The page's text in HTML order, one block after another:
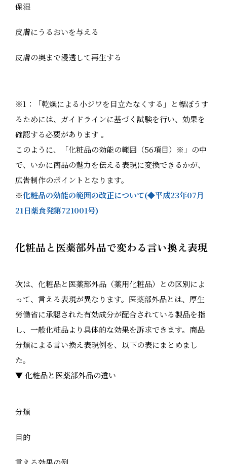
保湿
皮膚にうるおいを与える
皮膚の奥まで浸透して再生する
※1：「乾燥による小ジワを目立たなくする」と標ぼうす
るためには、ガイドラインに基づく試験を行い、効果を
確認する必要があります 。
このように、「化粧品の効能の範囲（56項目）※」の中
で、いかに商品の魅力を伝える表現に変換できるかが、
広告制作のポイントとなります。
※化粧品の効能の範囲の改正について(◆平成23年07月
21日薬食発第721001号)
化粧品と医薬部外品で変わる言い換え表現
次は、化粧品と医薬部外品（薬用化粧品）との区別によ
って、言える表現が異なります。医薬部外品とは、厚生
労働省に承認された有効成分が配合されている製品を指
し、一般化粧品より具体的な効果を訴求できます。商品
分類による言い換え表現例を、以下の表にまとめまし
た。
▼ 化粧品と医薬部外品の違い
分類
目的